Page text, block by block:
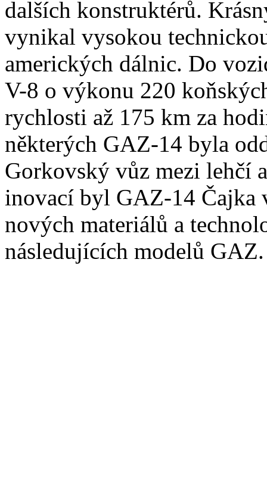
dalších konstruktérů.
vynikal vysokou
amerických dálnic. Do
V-8 o výkonu 220
rychlosti až 175 km za
některých GAZ-14 byla
Gorkovský vůz mezi lehčí
inovací byl GAZ-14 Čajka
nových materiálů a
následujících modelů GAZ.